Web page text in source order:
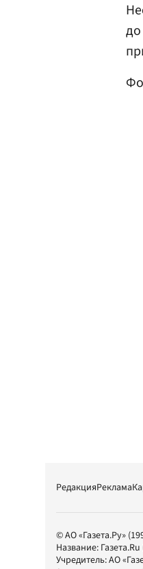
РедакцияРеклама
© АО «Газета.Ру»
Название: Газета.Ru
Учредитель:АО